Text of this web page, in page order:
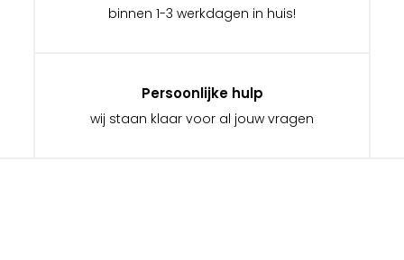
binnen 1-3 werkdagen in huis!
Persoonlijke hulp
wij staan klaar voor al jouw vragen